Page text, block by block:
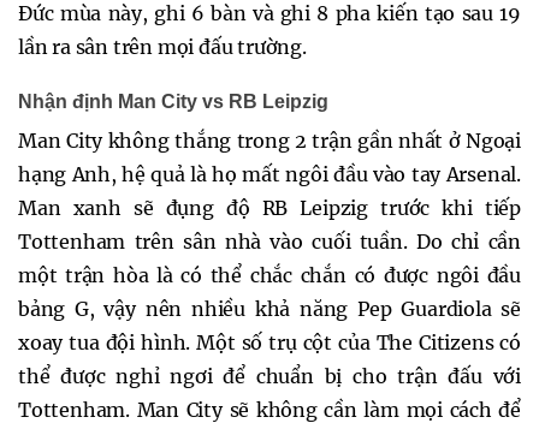
Đức mùa này, ghi 6 bàn và ghi 8 pha kiến tạo sau 19
lần ra sân trên mọi đấu trường.
Nhận định Man City vs RB Leipzig
Man City không thắng trong 2 trận gần nhất ở Ngoại
hạng Anh, hệ quả là họ mất ngôi đầu vào tay Arsenal.
Man xanh sẽ đụng độ RB Leipzig trước khi tiếp
Tottenham trên sân nhà vào cuối tuần. Do chỉ cần
một trận hòa là có thể chắc chắn có được ngôi đầu
bảng G, vậy nên nhiều khả năng Pep Guardiola sẽ
xoay tua đội hình. Một số trụ cột của The Citizens có
thể được nghỉ ngơi để chuẩn bị cho trận đấu với
Tottenham. Man City sẽ không cần làm mọi cách để